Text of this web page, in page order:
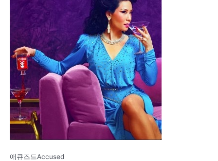
애큐즈드Accused